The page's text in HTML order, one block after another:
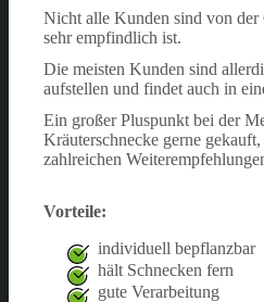
Nicht alle Kunden sind von der
sehr empfindlich ist.
Die meisten Kunden sind
aufstellen und findet auch in
Ein großer Pluspunkt bei der
Kräuterschnecke gerne
zahlreichen
Vorteile:
individuell bepflanzbar
hält Schnecken fern
gute Verarbeitung